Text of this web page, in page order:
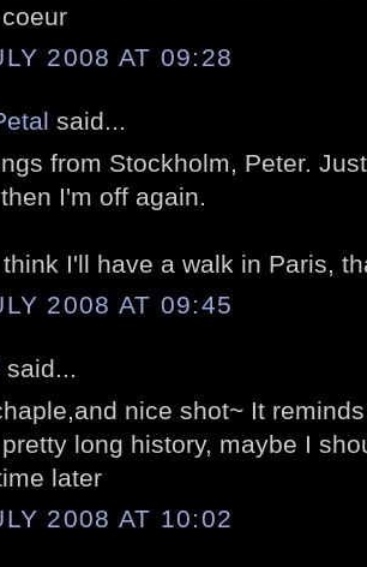
2008 AT 09:28
said...
from Stockholm, Peter.
I'm off again.
I'll have a walk in Paris,
2008 AT 09:45
said...
nice shot~ It
long history, maybe I
later
2008 AT 10:02